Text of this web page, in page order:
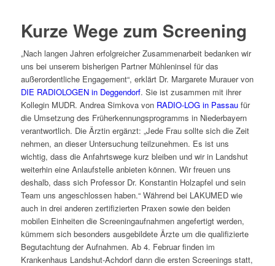
Kurze Wege zum Screening
„Nach langen Jahren erfolgreicher Zusammenarbeit bedanken wir
uns bei unserem bisherigen Partner Mühleninsel für das
außerordentliche Engagement“, erklärt Dr. Margarete Murauer von
DIE RADIOLOGEN in Deggendorf. Sie ist zusammen mit ihrer
Kollegin MUDR. Andrea Simkova von RADIO-LOG in Passaufür
die Umsetzung des Früherkennungsprogramms in Niederbayern
verantwortlich. Die Ärztin ergänzt: „Jede Frau sollte sich die Zeit
nehmen, an dieser Untersuchung teilzunehmen. Es ist uns
wichtig, dass die Anfahrtswege kurz bleiben und wir in Landshut
weiterhin eine Anlaufstelle anbieten können. Wir freuen uns
deshalb, dass sich Professor Dr. Konstantin Holzapfel und sein
Team uns angeschlossen haben.“ Während bei LAKUMED wie
auch in drei anderen zertifizierten Praxen sowie den beiden
mobilen Einheiten die Screeningaufnahmen angefertigt werden,
kümmern sich besonders ausgebildete Ärzte um die qualifizierte
Begutachtung der Aufnahmen. Ab 4. Februar finden im
Krankenhaus Landshut-Achdorf dann die ersten Screenings statt,